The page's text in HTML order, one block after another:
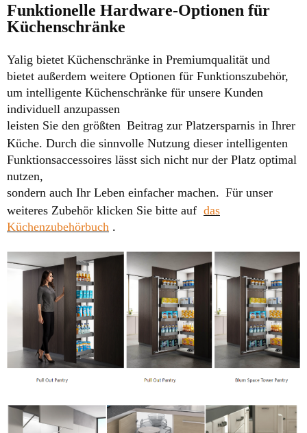
Funktionelle Hardware-Optionen für
Küchenschränke
Yalig bietet Küchenschränke in Premiumqualität und
bietet außerdem weitere Optionen für Funktionszubehör,
um intelligente Küchenschränke für unsere Kunden
individuell anzupassen
leisten Sie den größten Beitrag zur Platzersparnis in Ihrer
Küche. Durch die sinnvolle Nutzung dieser intelligenten
Funktionsaccessoires lässt sich nicht nur der Platz optimal
nutzen,
sondern auch Ihr Leben einfacher machen. Für unser
weiteres Zubehör klicken Sie bitte auf das
Küchenzubehörbuch .